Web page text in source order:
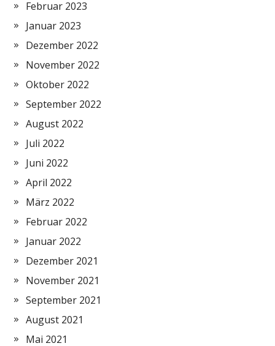
Februar 2023
Januar 2023
Dezember 2022
November 2022
Oktober 2022
September 2022
August 2022
Juli 2022
Juni 2022
April 2022
März 2022
Februar 2022
Januar 2022
Dezember 2021
November 2021
September 2021
August 2021
Mai 2021